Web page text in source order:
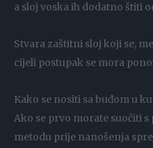
a sloj voska ih dodatno štiti
Stvara zaštitni sloj koji se,
cijeli postupak se mora
Kako se nositi sa buđom u
Ako se prvo morate suočiti
metodu prije nanošenja